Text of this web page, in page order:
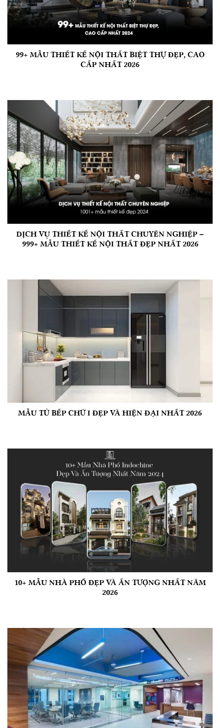
99+ MẪU THIẾT KẾ NỘI THẤT BIỆT THỰ ĐẸP, CAO
CẤP NHẤT 2026
DỊCH VỤ THIẾT KẾ NỘI THẤT CHUYÊN NGHIỆP –
999+ MẪU THIẾT KẾ NỘI THẤT ĐẸP NHẤT 2026
MẪU TỦ BẾP CHỮ I ĐẸP VÀ HIỆN ĐẠI NHẤT 2026
10+ MẪU NHÀ PHỐ ĐẸP VÀ ẤN TƯỢNG NHẤT NĂM
2026